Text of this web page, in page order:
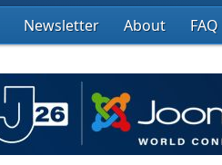
Newsletter About FAQ